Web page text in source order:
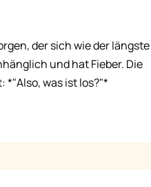
der sich wie der längste
und hat Fieber. Die
was ist los?"*